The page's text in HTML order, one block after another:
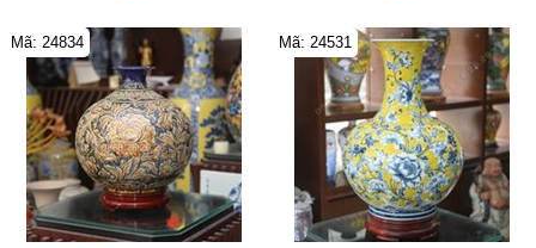
Mã: 24834 Mã: 24531